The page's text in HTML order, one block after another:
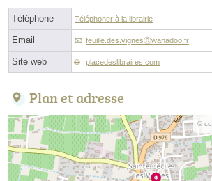
Téléphone Téléphoner à la librairie
Email feuille.des.vignesⓐwanadoo.fr
Site web placedeslibraires.com
Plan et adresse
©